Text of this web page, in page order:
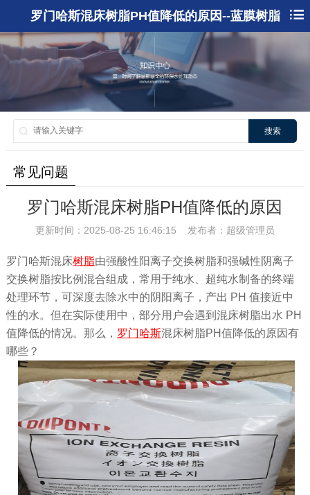
罗门哈斯混床树脂PH值降低的原因--蓝膜树脂
搜索
常见问题
罗门哈斯混床树脂PH值降低的原因
更新时间：2025-08-25 16:46:15 发布者：超级管理员
罗门哈斯混床树脂由强酸性阳离子交换树脂和强碱性阴离子
交换树脂按比例混合组成，常用于纯水、超纯水制备的终端
处理环节，可深度去除水中的阴阳离子，产出 PH 值接近中
性的水。但在实际使用中，部分用户会遇到混床树脂出水 PH
值降低的情况。那么， 罗门哈斯混床树脂PH值降低的原因有
哪些？